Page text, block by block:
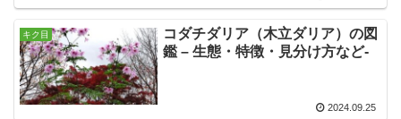
キク目
コダチダリア（木立ダリア）の図
鑑 – 生態・特徴・見分け方など-
2024.09.25